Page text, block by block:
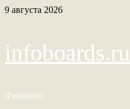
Перейти
9 августа 2026
infoboards.ru
Финансы